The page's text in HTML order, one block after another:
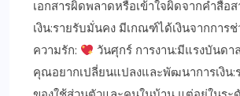
เอกสารผิดพลาดหรือเข้าใจผิดจากคำสื่อส
เงิน:รายรับมั่นคง มีเกณฑ์ได้เงินจากการ
ความรัก:
วันศุกร์ การงาน:มีแรงบันดา
คุณอยากเปลี่ยนแปลงและพัฒนาการเงิน: